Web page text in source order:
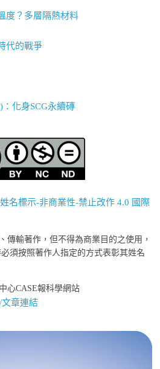
度？多層隔熱材料
代的戰爭
化身SCG永續磚
名標示-非商業性-禁止改作 4.0 國際
傳輸著作，但不得為商業目的之使用，
須按照著作人指定的方式表彰其姓名
心CASE報科學網站
文章連結